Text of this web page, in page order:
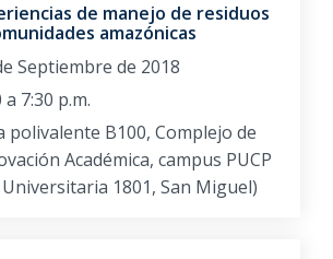
de manejo de residuos
amazónicas
Septiembre de 2018
a 7:30 p.m.
polivalente B100, Complejo de
Académica, campus PUCP
Universitaria 1801, San Miguel)